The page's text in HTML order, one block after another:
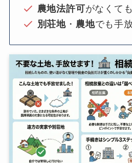
農地法許可がなくて
別荘地 ・ 農地でも手